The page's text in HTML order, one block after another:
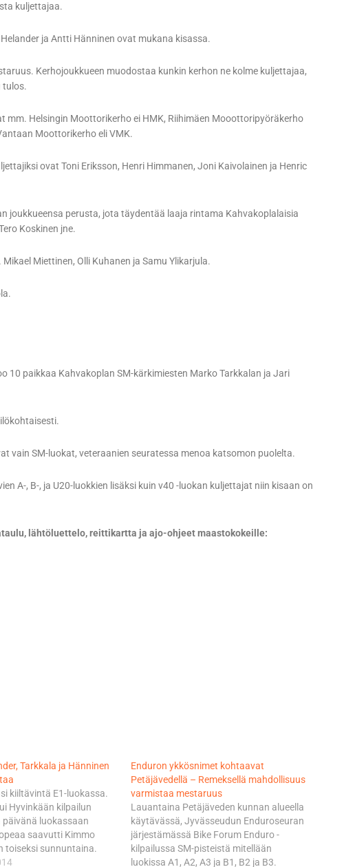
kuljettajaa.
ja Antti Hänninen ovat mukana kisassa.
Kerhojoukkueen muodostaa kunkin kerhon ne kolme kuljettajaa,
tulos.
Helsingin Moottorikerho ei HMK, Riihimäen Mooottoripyöräkerho
Moottorikerho eli VMK.
ovat Toni Eriksson, Henri Himmanen, Joni Kaivolainen ja Henric
joukkueensa perusta, jota täydentää laaja rintama Kahvakoplalaisia
Koskinen jne.
Miettinen, Olli Kuhanen ja Samu Ylikarjula.
10 paikkaa Kahvakoplan SM-kärkimiesten Marko Tarkkalan ja Jari
vain SM-luokat, veteraanien seuratessa menoa katsomon puolelta.
A-, B-, ja U20-luokkien lisäksi kuin v40 -luokan kuljettajat niin kisaan on
lähtöluettelo, reittikartta ja ajo-ohjeet maastokokeille:
Tarkkala ja Hänninen
kiiltävintä E1-luokassa.
Hyvinkään kilpailun
päivänä luokassaan
saavutti Kimmo
toiseksi sunnuntaina.
Joni Tuominen. E1-
Enduron ykkösnimet kohtaavat
Petäjävedellä – Remeksellä mahdollisuus
varmistaa mestaruus
Lauantaina Petäjäveden kunnan alueella
käytävässä, Jyvässeudun Enduroseuran
järjestämässä Bike Forum Enduro -
kilpailussa SM-pisteistä mitellään
luokissa A1, A2, A3 ja B1, B2 ja B3.